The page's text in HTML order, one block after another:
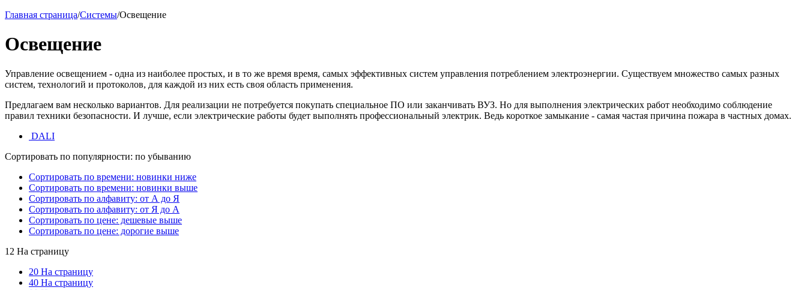
Главная страница/Системы/Освещение
Освещение
Управление освещением - одна из наиболее простых, и в то же время время, самых эффективных систем управления потреблением электроэнергии. Существуем множество самых разных
систем, технологий и протоколов, для каждой из них есть своя область применения.
Предлагаем вам несколько вариантов. Для реализации не потребуется покупать специальное ПО или заканчивать ВУЗ. Но для выполнения электрических работ необходимо соблюдение
правил техники безопасности. И лучше, если электрические работы будет выполнять профессиональный электрик. Ведь короткое замыкание - самая частая причина пожара в частных домах.
DALI
Сортировать по популярности: по убыванию
Сортировать по времени: новинки ниже
Сортировать по времени: новинки выше
Сортировать по алфавиту: от А до Я
Сортировать по алфавиту: от Я до А
Сортировать по цене: дешевые выше
Сортировать по цене: дорогие выше
12 На страницу
20 На страницу
40 На страницу